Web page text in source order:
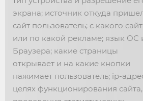
СМИ
О НАС
О компании
Политика конфиденциальности
экрана; источник откуда
сайт пользователь; с какого
или по какой рекламе; язык ОС
Браузера; какие страницы
открывает и на какие кнопки
нажимает пользователь; ip-
целях функционирования сайта,